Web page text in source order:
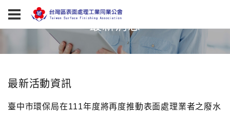
最新消息
最新活動資訊
臺中市環保局在111年度將再度推動表面處理業者之廢水